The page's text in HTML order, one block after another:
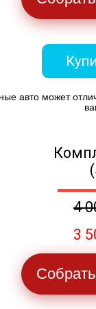
авто может
4
3